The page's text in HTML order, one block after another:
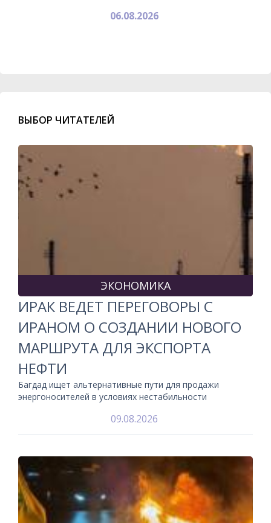
06.08.2026
ВЫБОР ЧИТАТЕЛЕЙ
ЭКОНОМИКА
ИРАК ВЕДЕТ ПЕРЕГОВОРЫ С
ИРАНОМ О СОЗДАНИИ НОВОГО
МАРШРУТА ДЛЯ ЭКСПОРТА
НЕФТИ
Багдад ищет альтернативные пути для продажи
энергоносителей в условиях нестабильности
09.08.2026